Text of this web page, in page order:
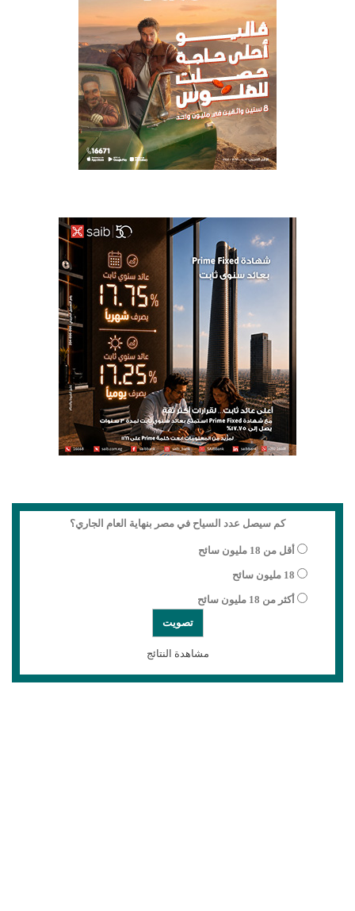
كم سيصل عدد السياح في مصر بنهاية العام الجاري؟
أقل من 18 مليون سائح
18 مليون سائح
أكثر من 18 مليون سائح
مشاهدة النتائج